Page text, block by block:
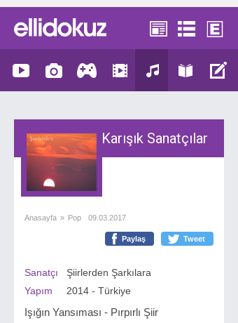
Karışık Sanatçılar
Anasayfa » Pop 09.03.2017
Paylaş Tweet
Sanatçı
Şiirlerden Şarkılara
Yapım
2014 - Türkiye
Işığın Yansıması - Pırpırlı Şiir